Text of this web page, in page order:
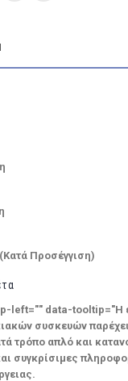
Προσέγγιση)
left="" data-tooltip="Η
συσκευών
τρόπο απλό και
συγκρίσιμες